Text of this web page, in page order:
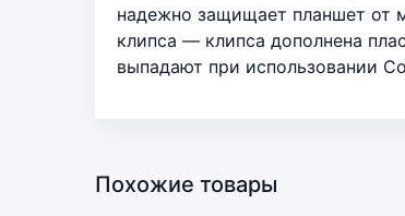
надежно защищает планшет от
клипса — клипса дополнена
выпадают при использовании
Похожие товары